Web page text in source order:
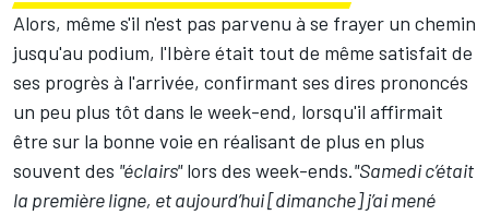
Alors, même s'il n'est pas parvenu à se frayer un chemin
jusqu'au podium, l'Ibère était tout de même satisfait de
ses progrès à l'arrivée, confirmant ses dires prononcés
un peu plus tôt dans le week-end, lorsqu'il affirmait
être sur la bonne voie en réalisant de plus en plus
souvent des "éclairs"lors des week-ends."Samedi c’était
la première ligne, et aujourd’hui [dimanche] j’ai mené